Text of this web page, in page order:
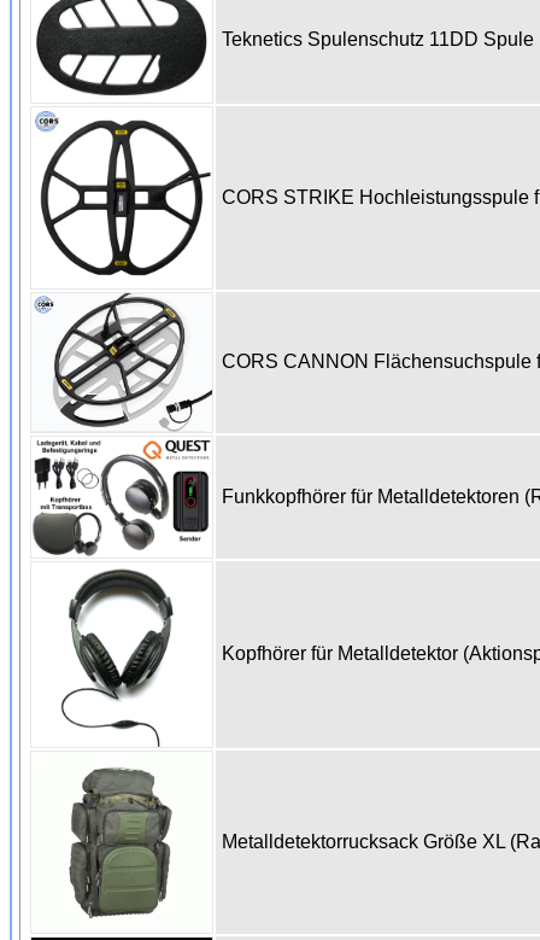
Teknetics Spulenschutz 11DD
CORS STRIKE Hochleistungsspule
CORS CANNON Flächensuchspule
Funkkopfhörer für Metalldetektoren
Kopfhörer für Metalldetektor
Metalldetektorrucksack Größe XL